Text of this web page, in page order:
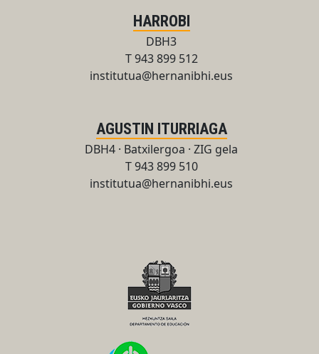
HARROBI
DBH3
T 943 899 512
institutua@hernanibhi.eus
AGUSTIN ITURRIAGA
DBH4 · Batxilergoa · ZIG gela
T 943 899 510
institutua@hernanibhi.eus